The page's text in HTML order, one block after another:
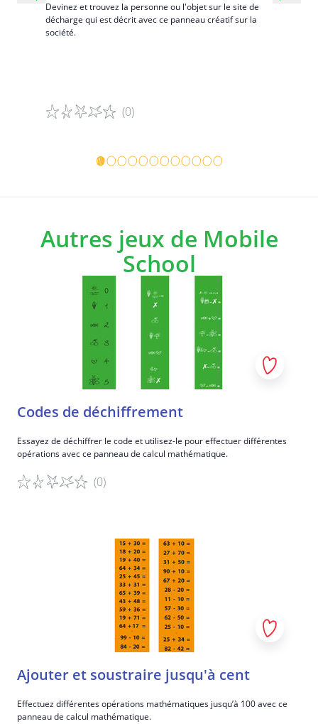
Devinez et trouvez la personne ou l'objet sur le site de
décharge qui est décrit avec ce panneau créatif sur la
société.
(0)
Détails du jeu
Autres jeux de Mobile
School
Codes de déchiffrement
Essayez de déchiffrer le code et utilisez-le pour effectuer différentes
opérations avec ce panneau de calcul mathématique.
(0)
Ajouter et soustraire jusqu'à cent
Effectuez différentes opérations mathématiques jusqu’à 100 avec ce
panneau de calcul mathématique.